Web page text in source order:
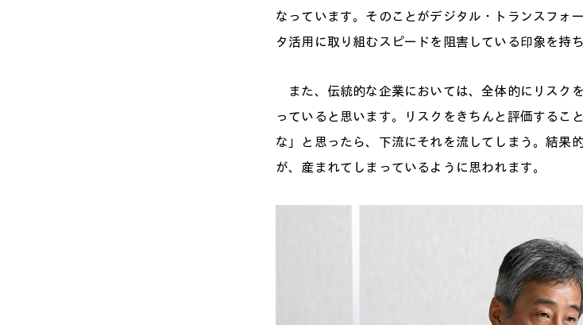
なっています。そのことがデジタル・トランスフォ
タ活用に取り組むスピードを阻害している印象を持ち
また、伝統的な企業においては、全体的にリスク
っていると思います。リスクをきちんと評価するこ
な」と思ったら、下流にそれを流してしまう。結果
が、産まれてしまっているように思われます。